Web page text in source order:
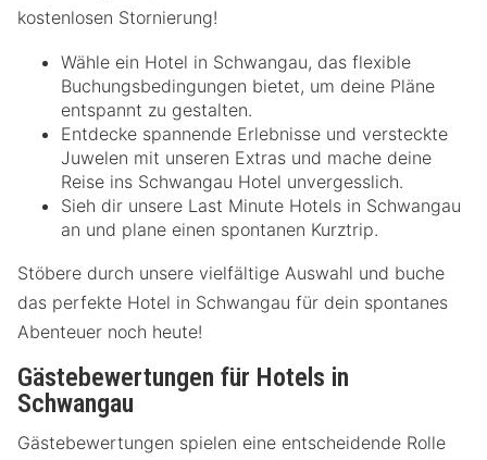
kostenlosen Stornierung!
Wähle ein Hotel in Schwangau, das flexible
Buchungsbedingungen bietet, um deine Pläne
entspannt zu gestalten.
Entdecke spannende Erlebnisse und versteckte
Juwelen mit unseren Extras und mache deine
Reise ins Schwangau Hotel unvergesslich.
Sieh dir unsere Last Minute Hotels in Schwangau
an und plane einen spontanen Kurztrip.
Stöbere durch unsere vielfältige Auswahl und buche
das perfekte Hotel in Schwangau für dein spontanes
Abenteuer noch heute!
Gästebewertungen für Hotels in
Schwangau
Gästebewertungen spielen eine entscheidende Rolle